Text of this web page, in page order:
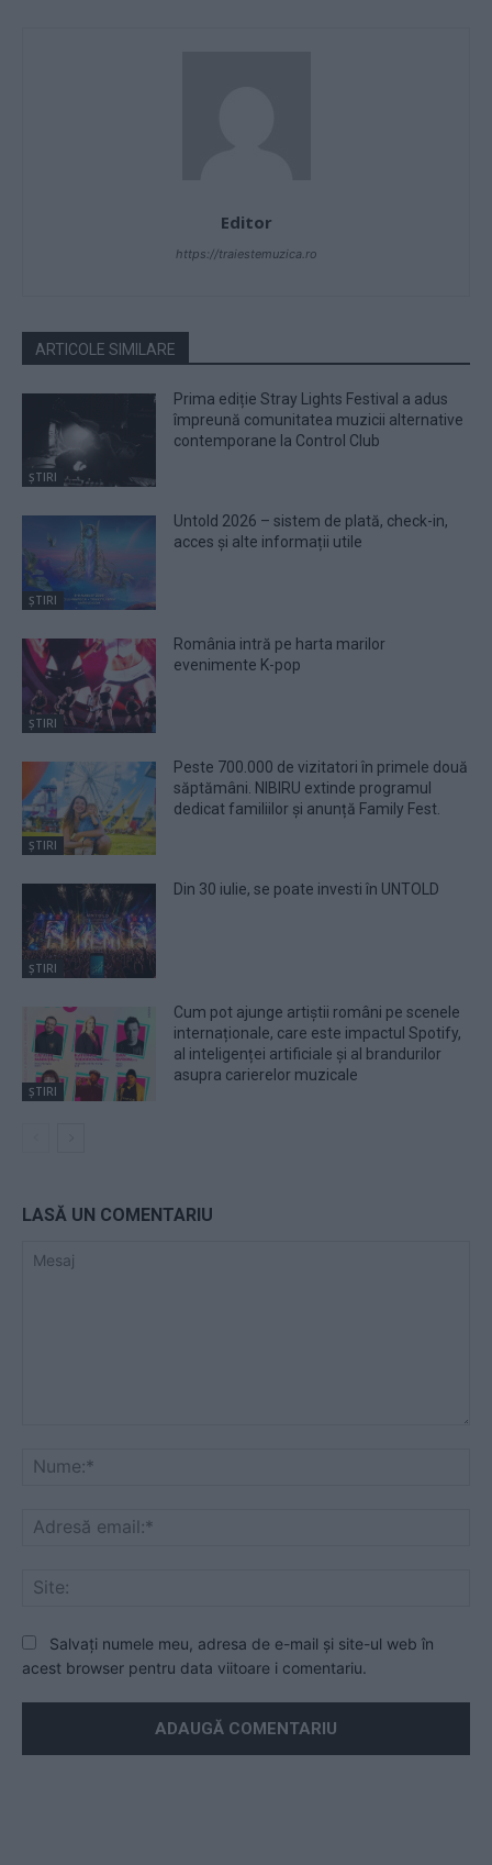
Editor
https://traiestemuzica.ro
ARTICOLE SIMILARE
ȘTIRI
Prima ediție Stray Lights Festival a adus
împreună comunitatea muzicii alternative
contemporane la Control Club
ȘTIRI
Untold 2026 – sistem de plată, check-in,
acces și alte informații utile
ȘTIRI
România intră pe harta marilor
evenimente K-pop
ȘTIRI
Peste 700.000 de vizitatori în primele două
săptămâni. NIBIRU extinde programul
dedicat familiilor și anunță Family Fest.
ȘTIRI
Din 30 iulie, se poate investi în UNTOLD
ȘTIRI
Cum pot ajunge artiștii români pe scenele
internaționale, care este impactul Spotify,
al inteligenței artificiale și al brandurilor
asupra carierelor muzicale
LASĂ UN COMENTARIU
Salvați numele meu, adresa de e-mail și site-ul web în
acest browser pentru data viitoare i comentariu.